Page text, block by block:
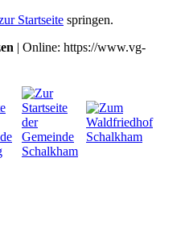
Startseite springen.
| Online: https://www.vg-